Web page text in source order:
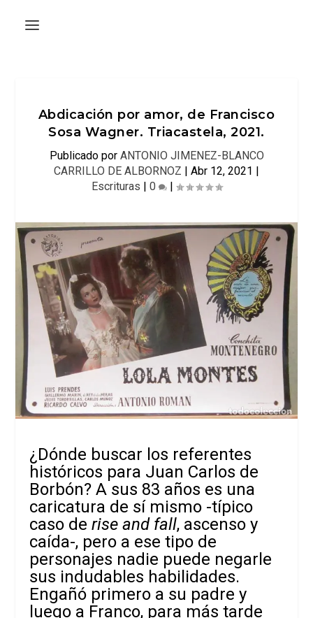
Abdicación por amor, de Francisco
Sosa Wagner. Triacastela, 2021.
Publicado por ANTONIO JIMENEZ-BLANCO
CARRILLO DE ALBORNOZ | Abr 12, 2021 |
Escrituras | 0 |
¿Dónde buscar los referentes
históricos para Juan Carlos de
Borbón? A sus 83 años es una
caricatura de sí mismo -típico
caso derise and fall, ascenso y
caída-, pero a ese tipo de
personajes nadie puede negarle
sus indudables habilidades.
Engañó primero a su padre y
luego a Franco, para más tarde